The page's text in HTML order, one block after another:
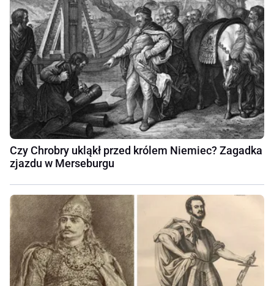
Czy Chrobry ukląkł przed królem Niemiec? Zagadka
zjazdu w Merseburgu